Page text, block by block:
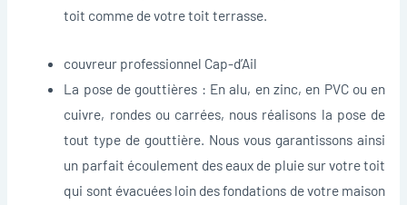
toit comme de votre toit terrasse.
couvreur professionnel Cap-d’Ail
La pose de gouttières : En alu, en zinc, en PVC ou en
cuivre, rondes ou carrées, nous réalisons la pose de
tout type de gouttière. Nous vous garantissons ainsi
un parfait écoulement des eaux de pluie sur votre toit
qui sont évacuées loin des fondations de votre maison